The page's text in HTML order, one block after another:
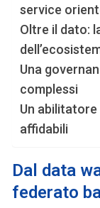
service
Oltre il dato:
Una
complessi
Un
affidabili
Dal data
federato